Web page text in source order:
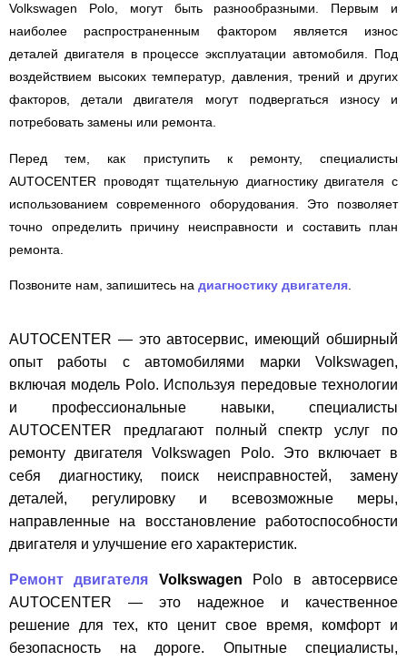
Volkswagen Polo, могут быть разнообразными. Первым и
наиболее распространенным фактором является износ
деталей двигателя в процессе эксплуатации автомобиля. Под
воздействием высоких температур, давления, трений и других
факторов, детали двигателя могут подвергаться износу и
потребовать замены или ремонта.
Перед тем, как приступить к ремонту, специалисты
AUTOCENTER проводят тщательную диагностику двигателя с
использованием современного оборудования. Это позволяет
точно определить причину неисправности и составить план
ремонта.
Позвоните нам, запишитесь на диагностику двигателя
AUTOCENTER — это автосервис, имеющий обширный
опыт работы с автомобилями марки Volkswagen,
включая модель Polo. Используя передовые технологии
и профессиональные навыки, специалисты
AUTOCENTER предлагают полный спектр услуг по
ремонту двигателя Volkswagen Polo. Это включает в
себя диагностику, поиск неисправностей, замену
деталей, регулировку и всевозможные меры,
направленные на восстановление работоспособности
двигателя и улучшение его характеристик.
Ремонт двигателя Volkswagen Polo в автосервисе
AUTOCENTER — это надежное и качественное
решение для тех, кто ценит свое время, комфорт и
безопасность на дороге. Опытные специалисты,